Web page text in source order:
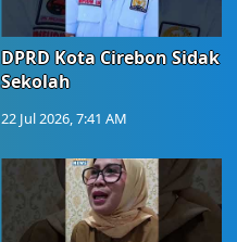
DPRD Kota Cirebon Sidak
Sekolah
22 Jul 2026, 7:41 AM